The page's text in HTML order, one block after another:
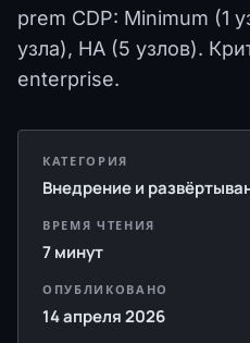
prem CDP: Minimum (1
узла), HA (5 узлов).
enterprise.
КАТЕГОРИЯ
Внедрение и
ВРЕМЯ ЧТЕНИЯ
7 минут
ОПУБЛИКОВАНО
14 апреля 2026